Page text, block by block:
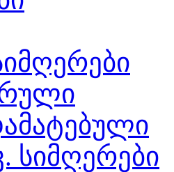
სიმღერები